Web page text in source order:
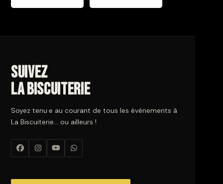
Suivez
La Biscuiterie
Soyez tenu·e au courant de tous les événements à
La Biscuiterie… ou ailleurs !